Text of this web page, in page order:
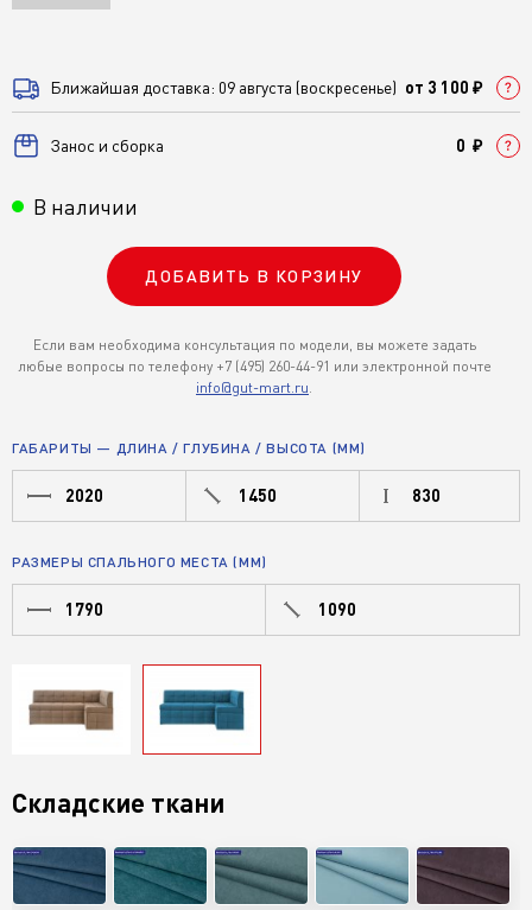
Ближайшая доставка: 09 августа (воскресенье) от 3 100 ₽
Занос и сборка 0 ₽
В наличии
ДОБАВИТЬ В КОРЗИНУ
Если вам необходима консультация по модели, вы можете задать
любые вопросы по телефону +7 (495) 260-44-91 или электронной почте
info@gut-mart.ru.
ГАБАРИТЫ — ДЛИНА / ГЛУБИНА / ВЫСОТА (ММ)
2020 1450 830
РАЗМЕРЫ СПАЛЬНОГО МЕСТА (ММ)
1790 1090
Складские ткани